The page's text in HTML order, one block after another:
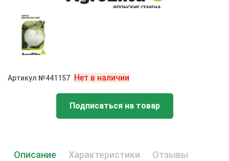
Артикул №441157 Нет в наличии
Подписаться на товар
Описание Характеристики Отзывы